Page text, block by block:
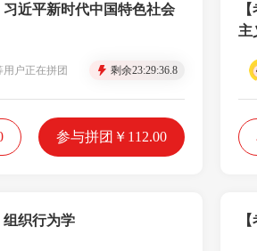
习近平新时代中国特色社会
用户正在拼团 剩余23:29:36.4
参与拼团￥112.00
主
组织行为学